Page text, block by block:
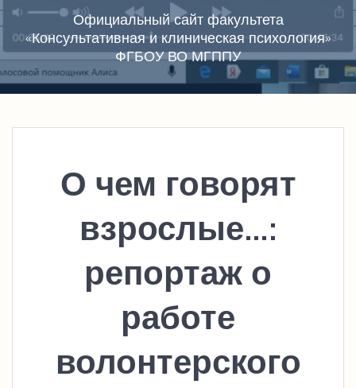
Официальный сайт факультета
«Консультативная и клиническая психология»
ФГБОУ ВО МГППУ
О чем говорят
взрослые…:
репортаж о
работе
волонтерского